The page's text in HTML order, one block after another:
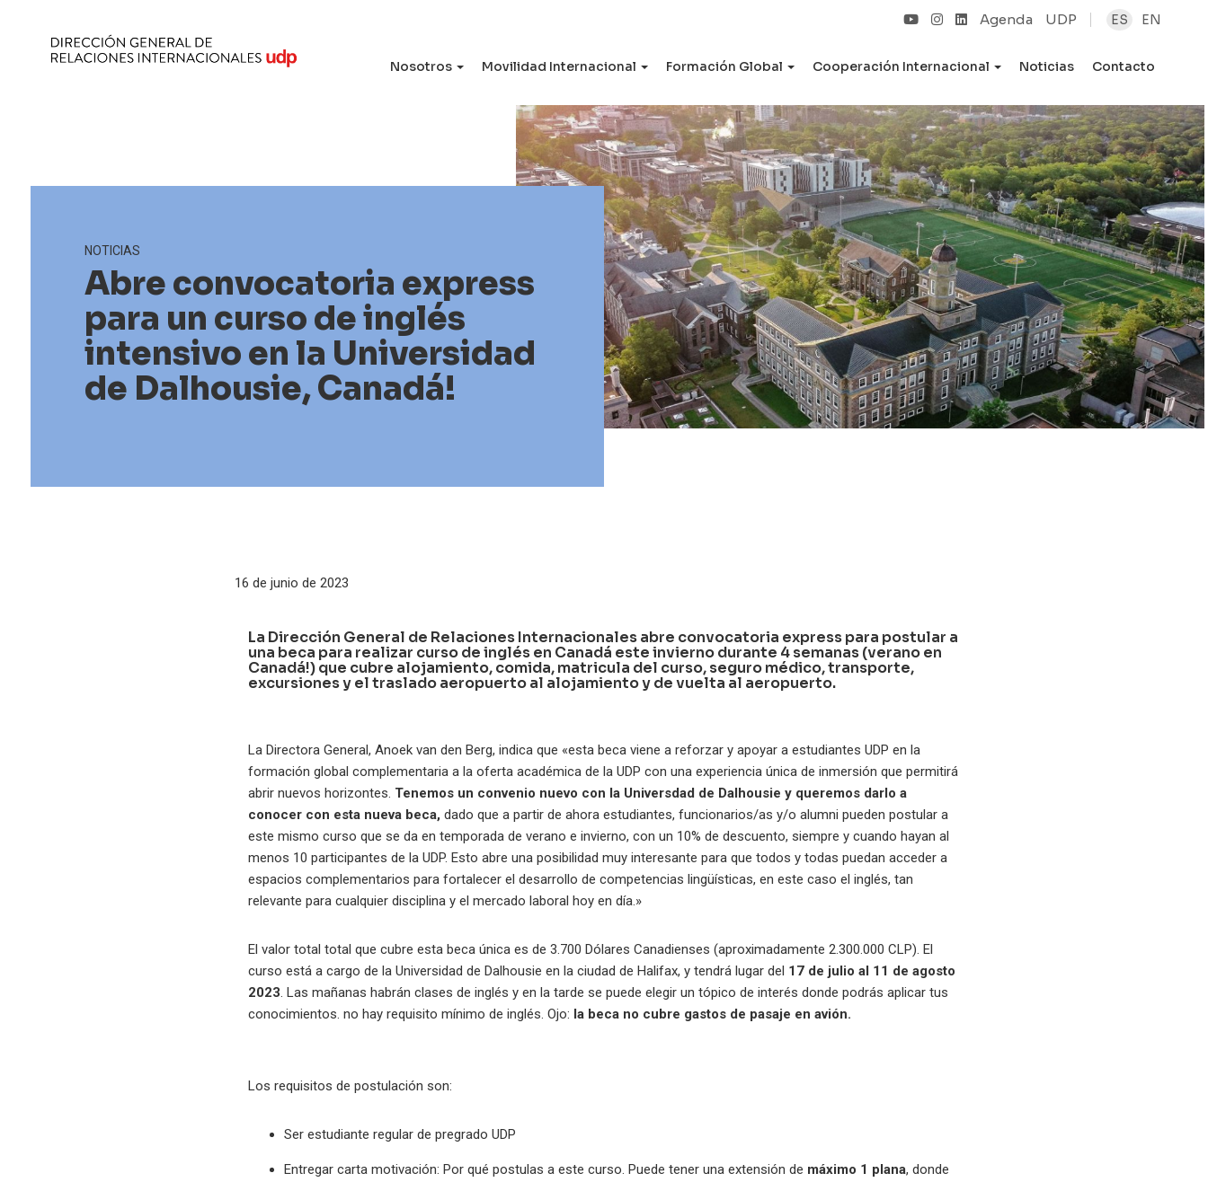
Agenda UDP ES EN
Nosotros Movilidad Internacional Formación Global Cooperación Internacional Noticias Contacto
NOTICIAS
Abre convocatoria express
para un curso de inglés
intensivo en la Universidad
de Dalhousie, Canadá!
16 de junio de 2023
La Dirección General de Relaciones Internacionales abre convocatoria express para postular a
una beca para realizar curso de inglés en Canadá este invierno durante 4 semanas (verano en
Canadá!) que cubre alojamiento, comida, matricula del curso, seguro médico, transporte,
excursiones y el traslado aeropuerto al alojamiento y de vuelta al aeropuerto.
La Directora General, Anoek van den Berg, indica que «esta beca viene a reforzar y apoyar a estudiantes UDP en la
formación global complementaria a la oferta académica de la UDP con una experiencia única de inmersión que permitirá
abrir nuevos horizontes. Tenemos un convenio nuevo con la Universdad de Dalhousie y queremos darlo a
conocer con esta nueva beca, dado que a partir de ahora estudiantes, funcionarios/as y/o alumni pueden postular a
este mismo curso que se da en temporada de verano e invierno, con un 10% de descuento, siempre y cuando hayan al
menos 10 participantes de la UDP. Esto abre una posibilidad muy interesante para que todos y todas puedan acceder a
espacios complementarios para fortalecer el desarrollo de competencias lingüísticas, en este caso el inglés, tan
relevante para cualquier disciplina y el mercado laboral hoy en día.»
El valor total total que cubre esta beca única es de 3.700 Dólares Canadienses (aproximadamente 2.300.000 CLP). El
curso está a cargo de la Universidad de Dalhousie en la ciudad de Halifax, y tendrá lugar del 17 de julio al 11 de agosto
2023. Las mañanas habrán clases de inglés y en la tarde se puede elegir un tópico de interés donde podrás aplicar tus
conocimientos. no hay requisito mínimo de inglés. Ojo: la beca no cubre gastos de pasaje en avión.
Los requisitos de postulación son:
Ser estudiante regular de pregrado UDP
Entregar carta motivación: Por qué postulas a este curso. Puede tener una extensión de máximo 1 plana, donde